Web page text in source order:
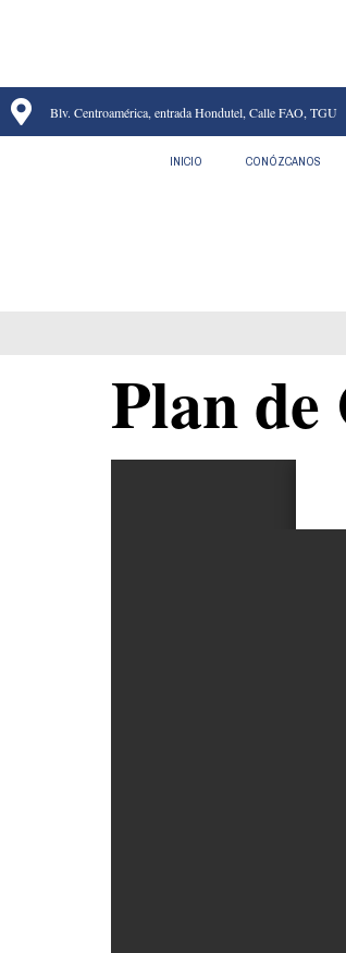
Blv. Centroamérica, entrada Hondutel, Calle FAO, TGU
INICIO CONÓZCANOS
Plan de